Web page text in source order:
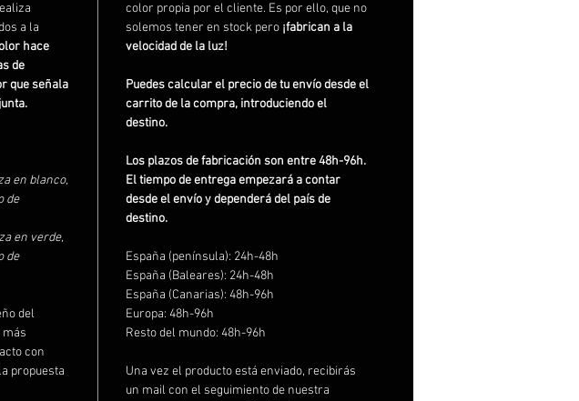
a la
hace
de
que señala
en blanco,
de
en verde,
de
del
más
con
propuesta
color propia por el cliente. Es por ello, que no
solemos tener en stock pero ¡fabrican a la
velocidad de la luz!
Puedes calcular el precio de tu envío desde el
carrito de la compra, introduciendo el
destino.
Los plazos de fabricación son entre 48h-96h.
El tiempo de entrega empezará a contar
desde el envío y dependerá del país de
destino.
España (península): 24h-48h
España (Baleares): 24h-48h
España (Canarias): 48h-96h
Europa: 48h-96h
Resto del mundo: 48h-96h
Una vez el producto está enviado, recibirás
un mail con el seguimiento de nuestra